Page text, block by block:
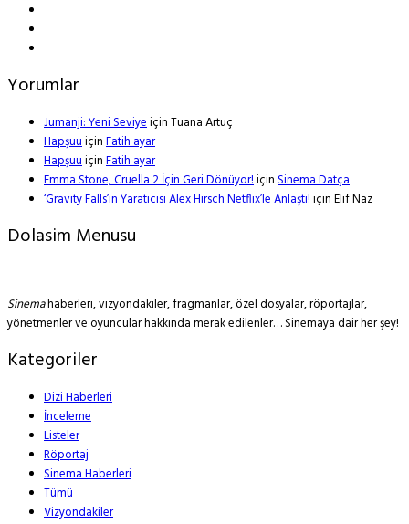
Yorumlar
Jumanji: Yeni SeviyeiçinTuana Artuç
HapşuuiçinFatih ayar
HapşuuiçinFatih ayar
Emma Stone, Cruella 2 İçin Geri Dönüyor!içinSinema Datça
‘Gravity Falls’ın Yaratıcısı Alex Hirsch Netflix’le Anlaştı!içinElif Naz
Dolasim Menusu
Sinemahaberleri, vizyondakiler, fragmanlar, özel dosyalar, röportajlar,
yönetmenler ve oyuncular hakkında merak edilenler… Sinemaya dair her şey!
Kategoriler
Dizi Haberleri
İnceleme
Listeler
Röportaj
Sinema Haberleri
Tümü
Vizyondakiler